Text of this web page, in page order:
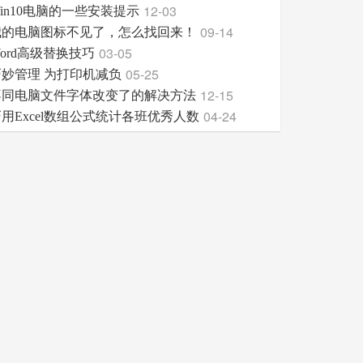
电脑的一些安装提示 12-03
电脑图标不见了，怎么找回来！ 09-14
高级替换技巧 03-05
管理 为打印机减负 05-25
电脑文件字体改变了的解决方法 12-15
Excel数组公式统计各班优秀人数 04-24